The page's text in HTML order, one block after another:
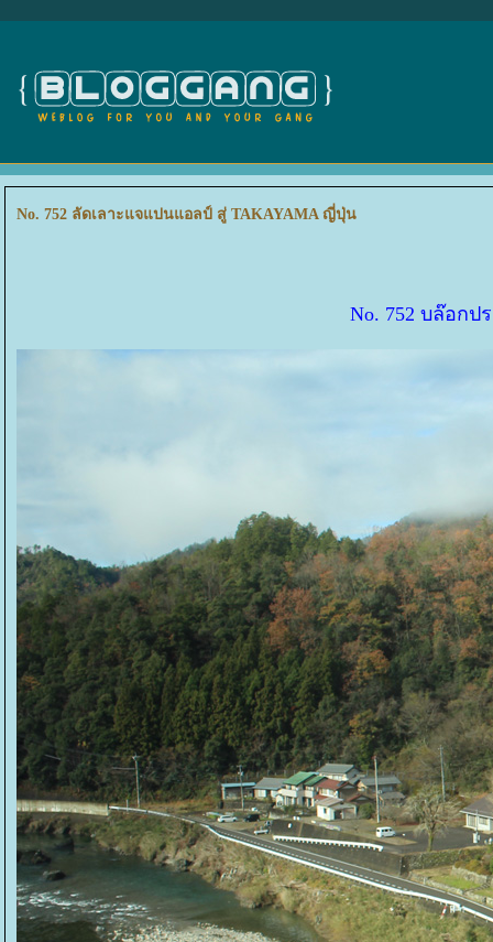
No. 752 ลัดเลาะแจแปนแอลป์ สู่ TAKAYAMA ญี่ปุ่น
No. 752 บล๊อก